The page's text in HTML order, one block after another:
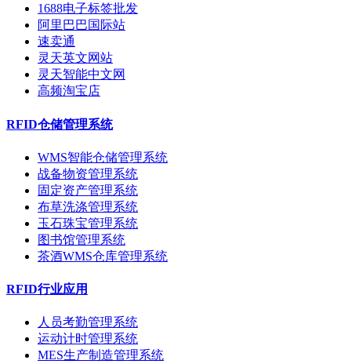
1688电子标签批发
阿里巴巴国际站
速卖通
灵天英文网站
灵天智能中文网
高频淘宝店
RFID仓储管理系统
WMS智能仓储管理系统
战备物资管理系统
固定资产管理系统
布草洗涤管理系统
玉石珠宝管理系统
图书馆管理系统
茶酒WMS仓库管理系统
RFID行业应用
人员考勤管理系统
运动计时管理系统
MES生产制造管理系统